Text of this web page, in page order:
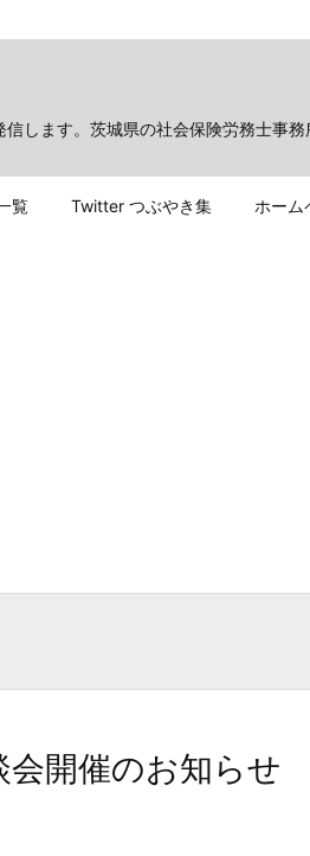
します。茨城県の社会保険労務士事務
覧 Twitter つぶやき集 ホーム
開催のお知らせ